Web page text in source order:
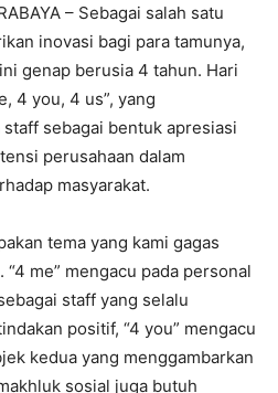
– Sebagai salah satu
inovasi bagi para tamunya,
genap berusia 4 tahun. Hari
4 you, 4 us”, yang
sebagai bentuk apresiasi
perusahaan dalam
masyarakat.
tema yang kami gagas
me” mengacu pada personal
staff yang selalu
positif, “4 you” mengacu
kedua yang menggambarkan
sosial juga butuh